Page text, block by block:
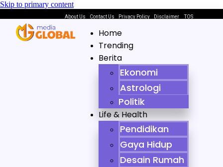
Skip to primary content
About Us Contact Us Privacy Policy DisclaimerTOS
Home
Trending
Berita
Ekonomi
Astrologi
Politik
Life & Health
Pendidikan
Gaya Hidup
Desain Rumah